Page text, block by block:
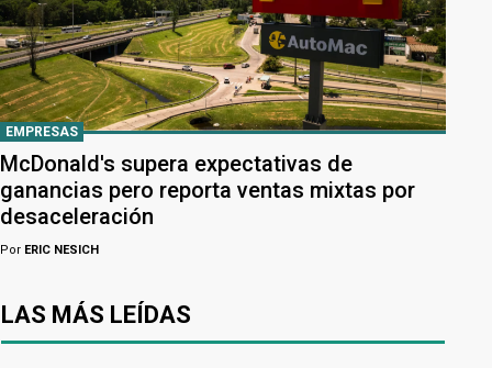
EMPRESAS
McDonald's supera expectativas de
ganancias pero reporta ventas mixtas por
desaceleración
Por ERIC NESICH
LAS MÁS LEÍDAS